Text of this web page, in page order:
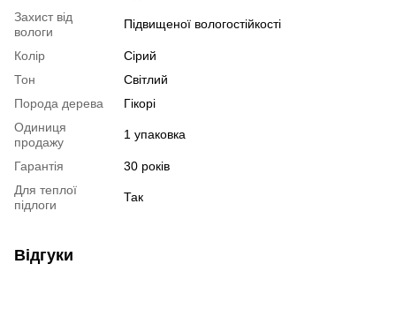
Захист від
вологи
Підвищеної вологостійкості
Колір
Сірий
Тон
Світлий
Порода дерева
Гікорі
Одиниця
продажу
1 упаковка
Гарантія
30 років
Для теплої
підлоги
Так
Відгуки